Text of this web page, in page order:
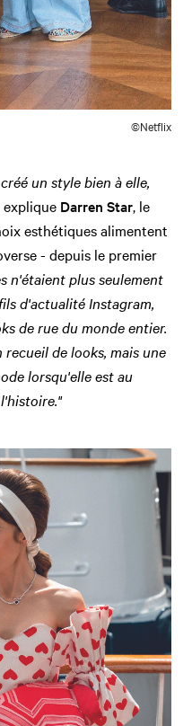
©Netflix
un style bien à elle,
explique Darren Star, le
esthétiques alimentent
- depuis le premier
n'étaient plus seulement
d'actualité Instagram,
de rue du monde entier.
recueil de looks, mais une
lorsqu'elle est au